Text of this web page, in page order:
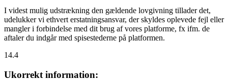
I videst mulig udstrækning den gældende lovgivning tillader det,
udelukker vi ethvert erstatningsansvar, der skyldes oplevede fejl eller
mangler i forbindelse med dit brug af vores platforme, fx ifm. de
aftaler du indgår med spisestederne på platformen.
14.4
Ukorrekt information: